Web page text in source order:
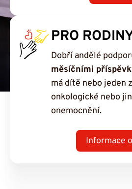
PRO
Dobří andělé
měsíčními
má dítě nebo jeden
onkologické nebo
onemocnění.
Informace